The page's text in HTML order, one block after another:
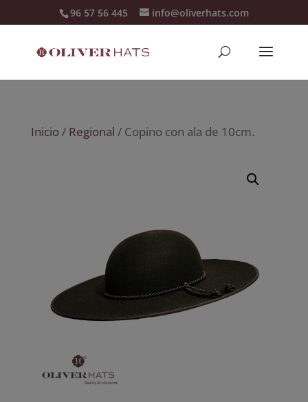
96 57 56 445 info@oliverhats.com
Inicio/ Regional / Copino con ala de 10cm.